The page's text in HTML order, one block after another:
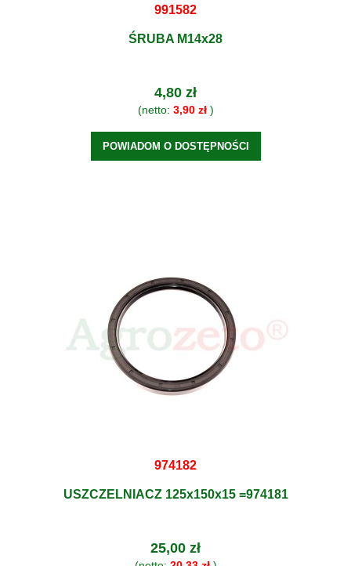
991582
ŚRUBA M14x28
4,80 zł
(netto: 3,90 zł)
POWIADOM O DOSTĘPNOŚCI
974182
USZCZELNIACZ 125x150x15 =974181
25,00 zł